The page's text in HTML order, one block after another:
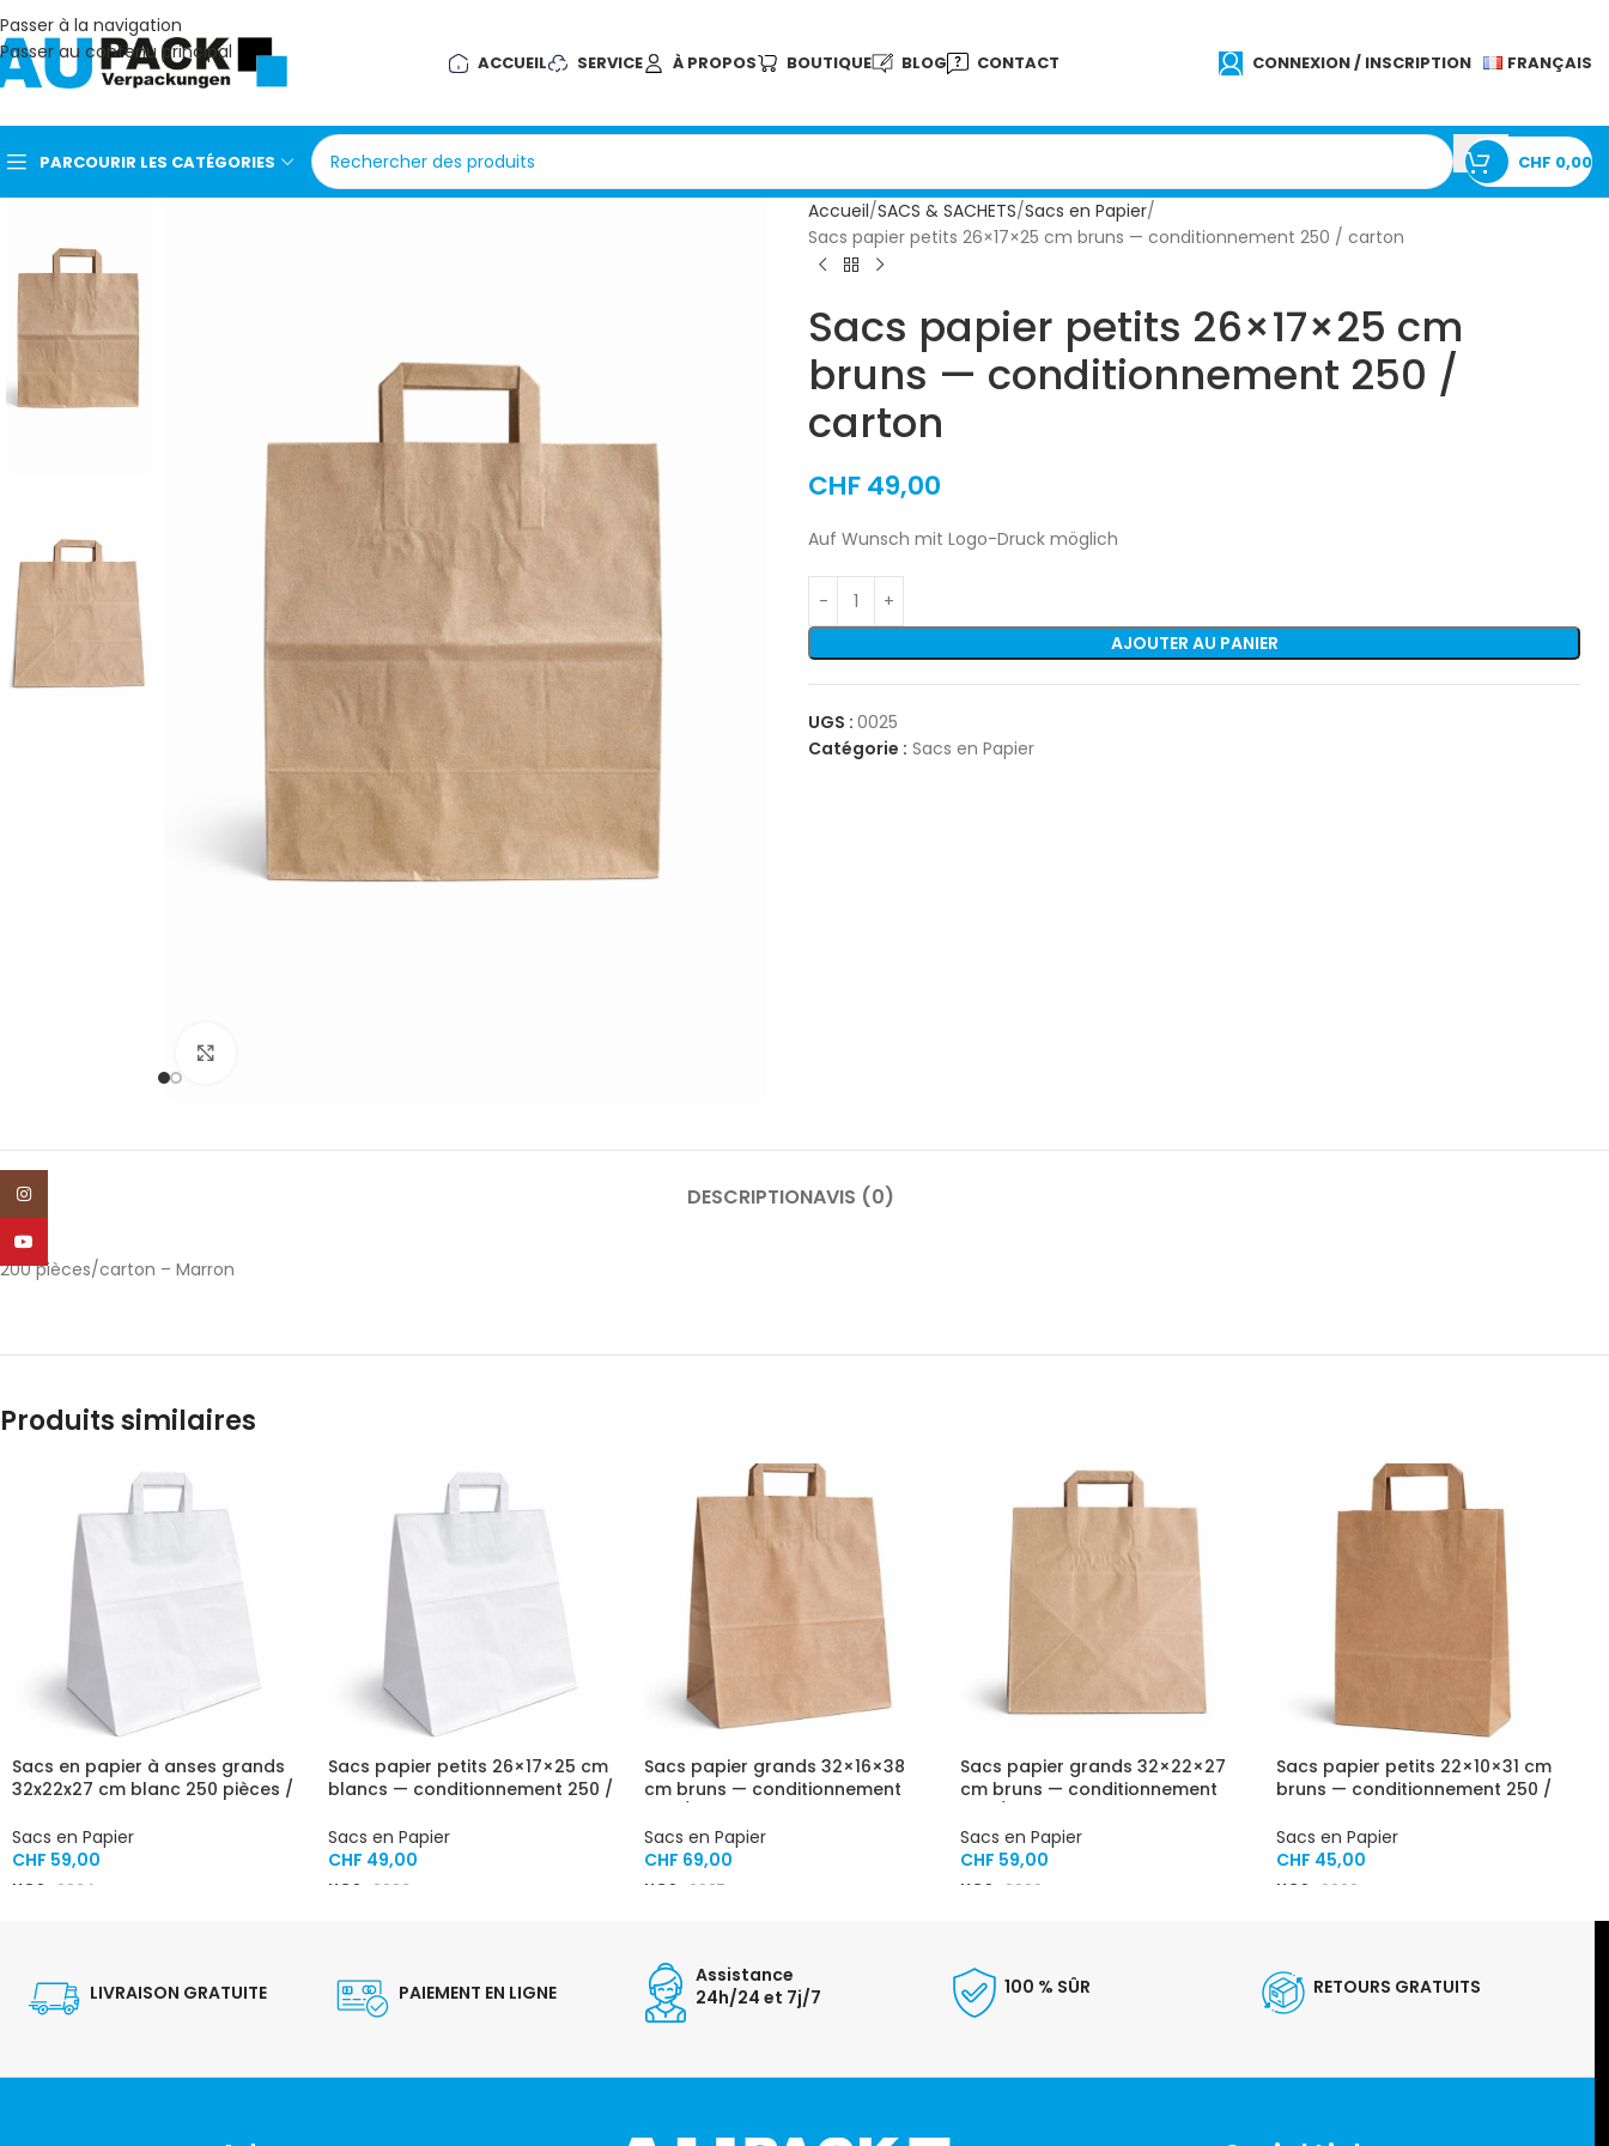
Passer à la navigation
Passer au contenu principal
ACCUEIL SERVICE À PROPOS BOUTIQUE BLOG CONTACT CONNEXION / INSCRIPTION FRANÇAIS
PARCOURIR LES CATÉGORIES CHF 0,00
Accueil SACS & SACHETS Sacs en Papier
Sacs papier petits 26×17×25 cm bruns — conditionnement 250 / carton
Sacs papier petits 26×17×25 cm
bruns — conditionnement 250 /
carton
CHF49,00
Auf Wunsch mit Logo-Druck möglich
AJOUTER AU PANIER
UGS : 0025
Catégorie : Sacs en Papier
DESCRIPTIONAVIS (0)
200 pièces/carton – Marron
Produits similaires
Sacs en papier à anses grands
32x22x27 cm blanc 250 pièces /
Sacs en Papier
CHF 59,00
UGS : 0024
Sacs papier petits 26×17×25 cm
blancs — conditionnement 250 /
Sacs en Papier
CHF 49,00
UGS : 0023
Sacs papier grands 32×16×38
cm bruns — conditionnement
Sacs en Papier
CHF 69,00
UGS : 0027
Sacs papier grands 32×22×27
cm bruns — conditionnement
Sacs en Papier
CHF 59,00
UGS : 0026
Sacs papier petits 22×10×31 cm
bruns — conditionnement 250 /
Sacs en Papier
CHF 45,00
UGS : 0022
LIVRAISON GRATUITE PAIEMENT EN LIGNE
Assistance
24h/24 et 7j/7
100 % SÛR RETOURS GRATUITS